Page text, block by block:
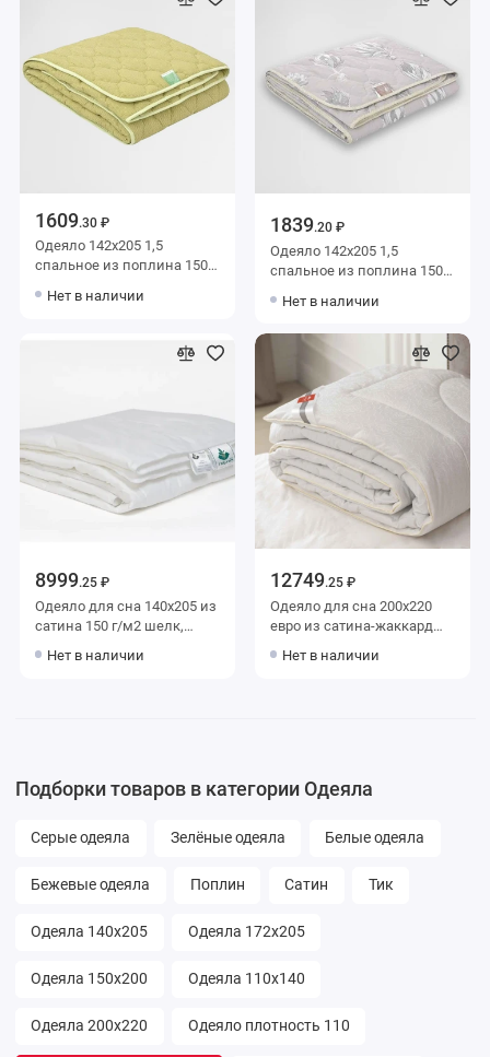
1609.30 ₽
Одеяло 142х205 1,5
спальное из поплина 150
текстиля
Нет в наличии
1839.20 ₽
Одеяло 142х205 1,5
спальное из поплина 150
Столица текстиля
Нет в наличии
8999.25 ₽
Одеяло для сна 140х205 из
сатина 150 г/м2 шелк,
волокно NatureS
Нет в наличии
12749.25 ₽
Одеяло для сна 200х220
евро из сатина-жаккард
силиконизированное
Нет в наличии
Подборки товаров в категории Одеяла
Серые одеяла Зелёные одеяла Белые одеяла
Бежевые одеяла Поплин Сатин Тик
Одеяла 140х205 Одеяла 172х205
Одеяла 150х200 Одеяла 110х140
Одеяла 200х220 Одеяло плотность 110